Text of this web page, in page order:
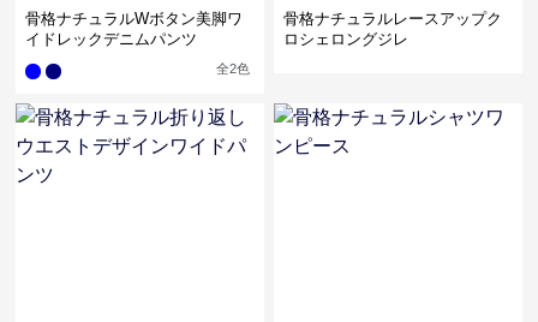
骨格ナチュラルWボタン美脚ワ
イドレックデニムパンツ
全2色
骨格ナチュラルレースアップク
ロシェロングジレ